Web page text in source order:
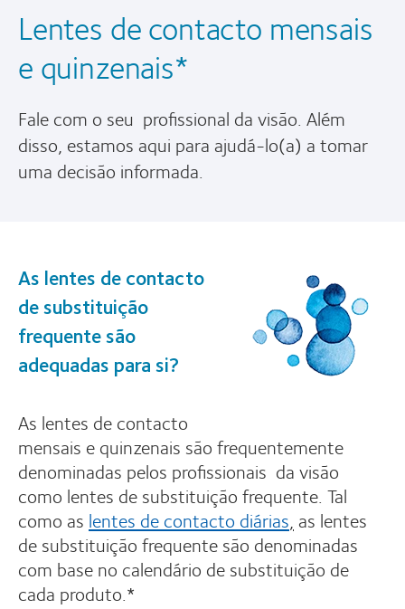
Lentes de contacto mensais
e quinzenais*
Fale com o seu profissional da visão. Além
disso, estamos aqui para ajudá-lo(a) a tomar
uma decisão informada.
As lentes de contacto
de substituição
frequente são
adequadas para si?
As lentes de contacto
mensais e quinzenais são frequentemente
denominadas pelos profissionais da visão
como lentes de substituição frequente. Tal
como as lentes de contacto diárias, as lentes
de substituição frequente são denominadas
com base no calendário de substituição de
cada produto.*